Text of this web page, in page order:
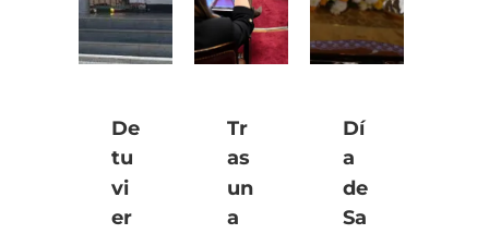
De
tu
vi
er
Tr
as
un
a
Dí
a
de
Sa